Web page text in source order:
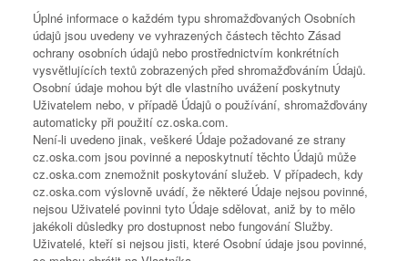
Úplné informace o každém typu shromažďovaných Osobních
údajů jsou uvedeny ve vyhrazených částech těchto Zásad
ochrany osobních údajů nebo prostřednictvím konkrétních
vysvětlujících textů zobrazených před shromažďováním Údajů.
Osobní údaje mohou být dle vlastního uvážení poskytnuty
Uživatelem nebo, v případě Údajů o používání, shromažďovány
automaticky při použití cz.oska.com.
Není-li uvedeno jinak, veškeré Údaje požadované ze strany
cz.oska.com jsou povinné a neposkytnutí těchto Údajů může
cz.oska.com znemožnit poskytování služeb. V případech, kdy
cz.oska.com výslovně uvádí, že některé Údaje nejsou povinné,
nejsou Uživatelé povinni tyto Údaje sdělovat, aniž by to mělo
jakékoli důsledky pro dostupnost nebo fungování Služby.
Uživatelé, kteří si nejsou jisti, které Osobní údaje jsou povinné,